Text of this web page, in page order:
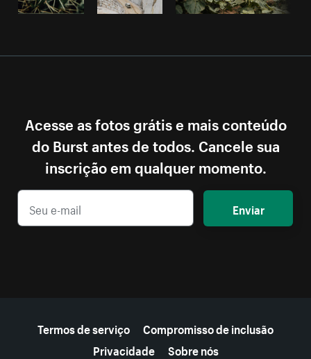
Acesse as fotos grátis e mais conteúdo
do Burst antes de todos. Cancele sua
inscrição em qualquer momento.
Enviar
Termos de serviço
Compromisso de inclusão
Privacidade
Sobre nós